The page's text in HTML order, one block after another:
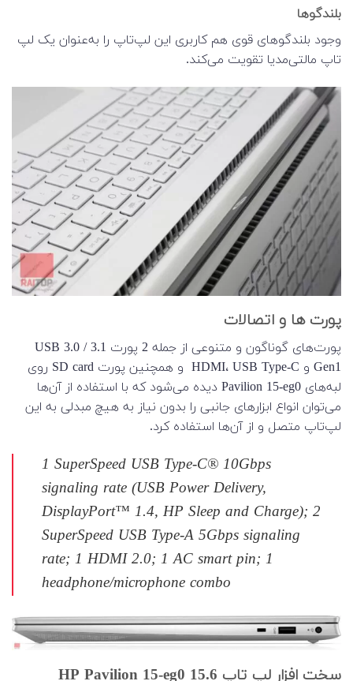
بلندگوها
وجود بلندگوهای قوی هم کاربری این لپ‌تاپ را به‌عنوان یک لپ
تاپ مالتی‌مدیا تقویت می‌کند.
پورت ها و اتصالات
پورت‌های گوناگون و متنوعی از جمله 2 پورت USB 3.0 / 3.1
Gen1 و HDMI، USB Type-C و همچنین پورت SD card روی
لبه‌های Pavilion 15-eg0 دیده می‌شود که با استفاده از آن‌ها
می‌توان انواع ابزارهای جانبی را بدون نیاز به هیچ مبدلی به این
لپ‌تاپ متصل و از آن‌ها استفاده کرد.
1 SuperSpeed USB Type-C® 10Gbps
signaling rate (USB Power Delivery,
DisplayPort™ 1.4, HP Sleep and Charge); 2
SuperSpeed USB Type-A 5Gbps signaling
rate; 1 HDMI 2.0; 1 AC smart pin; 1
headphone/microphone combo
سخت افزار لپ تاپ 15.6 HP Pavilion 15-eg0